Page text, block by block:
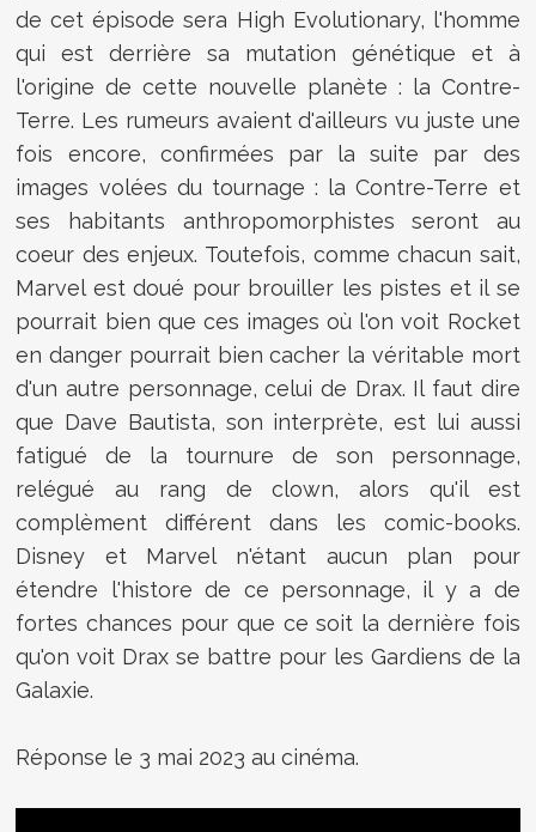
de cet épisode sera High Evolutionary, l'homme
qui est derrière sa mutation génétique et à
l'origine de cette nouvelle planète : la Contre-
Terre. Les rumeurs avaient d'ailleurs vu juste une
fois encore, confirmées par la suite par des
images volées du tournage : la Contre-Terre et
ses habitants anthropomorphistes seront au
coeur des enjeux. Toutefois, comme chacun sait,
Marvel est doué pour brouiller les pistes et il se
pourrait bien que ces images où l'on voit Rocket
en danger pourrait bien cacher la véritable mort
d'un autre personnage, celui de Drax. Il faut dire
que Dave Bautista, son interprète, est lui aussi
fatigué de la tournure de son personnage,
relégué au rang de clown, alors qu'il est
complèment différent dans les comic-books.
Disney et Marvel n'étant aucun plan pour
étendre l'histore de ce personnage, il y a de
fortes chances pour que ce soit la dernière fois
qu'on voit Drax se battre pour les Gardiens de la
Galaxie.
Réponse le 3 mai 2023 au cinéma.